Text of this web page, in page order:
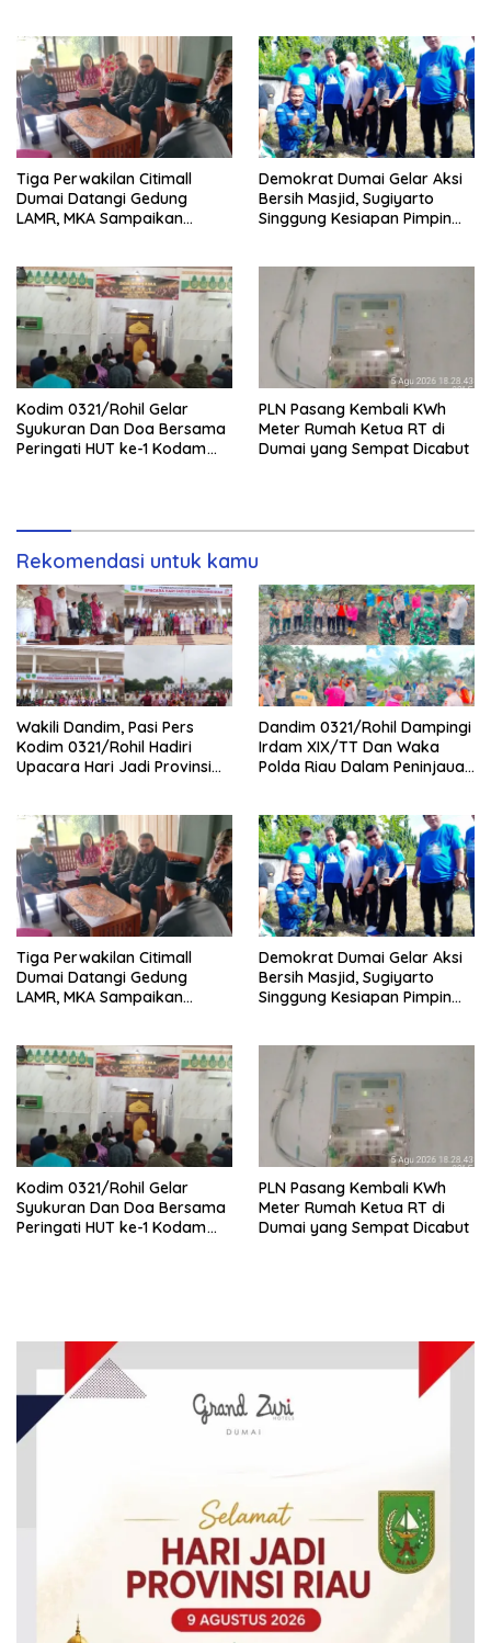
Tiga Perwakilan Citimall
Dumai Datangi Gedung
LAMR, MKA Sampaikan
Demokrat Dumai Gelar Aksi
Bersih Masjid, Sugiyarto
Singgung Kesiapan Pimpin
Kodim 0321/Rohil Gelar
Syukuran Dan Doa Bersama
Peringati HUT ke-1 Kodam
PLN Pasang Kembali KWh
Meter Rumah Ketua RT di
Dumai yang Sempat Dicabut
Rekomendasi untuk kamu
Wakili Dandim, Pasi Pers
Kodim 0321/Rohil Hadiri
Upacara Hari Jadi Provinsi
Dandim 0321/Rohil Dampingi
Irdam XIX/TT Dan Waka
Polda Riau Dalam Peninjauan
Tiga Perwakilan Citimall
Dumai Datangi Gedung
LAMR, MKA Sampaikan
Demokrat Dumai Gelar Aksi
Bersih Masjid, Sugiyarto
Singgung Kesiapan Pimpin
Kodim 0321/Rohil Gelar
Syukuran Dan Doa Bersama
Peringati HUT ke-1 Kodam
PLN Pasang Kembali KWh
Meter Rumah Ketua RT di
Dumai yang Sempat Dicabut